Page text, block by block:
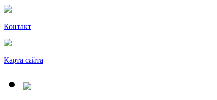
Контакт
Карта сайта